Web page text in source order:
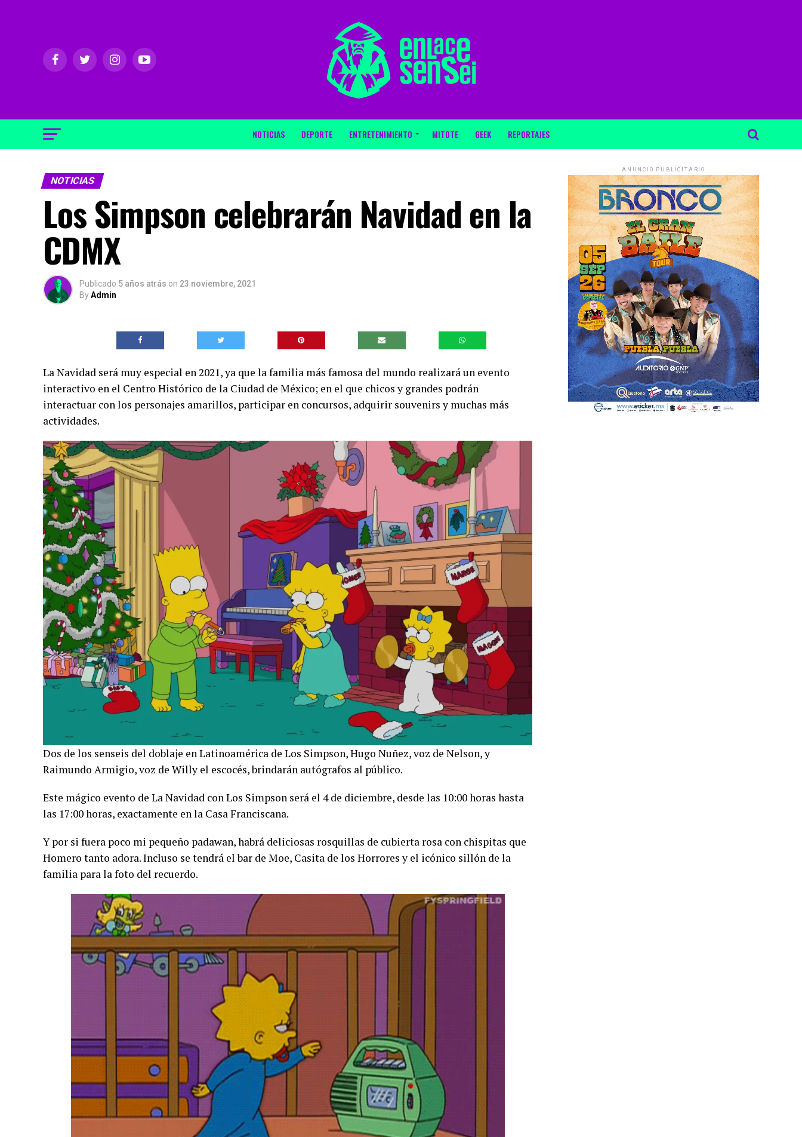
NOTICIAS DEPORTE ENTRETENIMIENTO MITOTE GEEK REPORTAJES
NOTICIAS
Los Simpson celebrarán Navidad en la
CDMX
Publicado 5 años atrás on 23 noviembre, 2021
ByAdmin
La Navidad será muy especial en 2021, ya que la familia más famosa del mundo realizará un evento
interactivo en el Centro Histórico de la Ciudad de México; en el que chicos y grandes podrán
interactuar con los personajes amarillos, participar en concursos, adquirir souvenirs y muchas más
actividades.
Dos de los senseis del doblaje en Latinoamérica de Los Simpson, Hugo Nuñez, voz de Nelson, y
Raimundo Armigio, voz de Willy el escocés, brindarán autógrafos al público.
Este mágico evento de La Navidad con Los Simpson será el 4 de diciembre, desde las 10:00 horas hasta
las 17:00 horas, exactamente en la Casa Franciscana.
Y por si fuera poco mi pequeño padawan, habrá deliciosas rosquillas de cubierta rosa con chispitas que
Homero tanto adora. Incluso se tendrá el bar de Moe, Casita de los Horrores y el icónico sillón de la
familia para la foto del recuerdo.
ANUNCIO PUBLICITARIO